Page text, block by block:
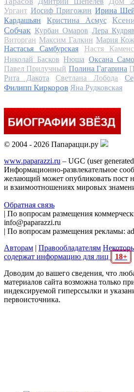
Ургант Иосиф Пригожин Ирина
Кардашьян
Кристина Асмус
Собчак Курбан Омаров Лера
Виторган Максим Галкин Мария
Настасья Самбурская
Настя
Николай Басков Нюша Оксана
Павел Прилучный Полина Гагарина
Рита Дакота
Светлана Лобода
Филипп Киркоров Яна Рудковская
© 2004 - 2026 Папарацци.ру
www.paparazzi.ru – UGC (user
Информационно-развлекательное
желающий может опубликовать пост
и взаимоотношениях мировых
Обратная связь
| По вопросам размещения
info@paparazzi.ru
| По вопросам размещения рекламы:
Авторам | Правообладателям
содержат информацию для лиц
18+
Доводим до вашего сведения, что
материалов сайта возможна только
индексируемой гиперссылки и
первоисточника.